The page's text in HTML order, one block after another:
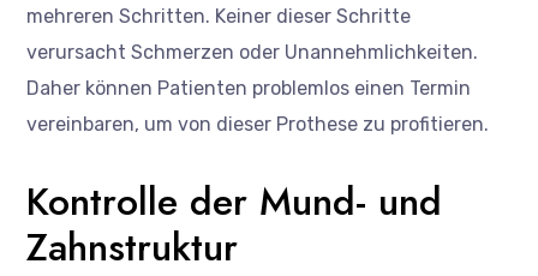
mehreren Schritten. Keiner dieser Schritte
verursacht Schmerzen oder Unannehmlichkeiten.
Daher können Patienten problemlos einen Termin
vereinbaren, um von dieser Prothese zu profitieren.
Kontrolle der Mund- und
Zahnstruktur